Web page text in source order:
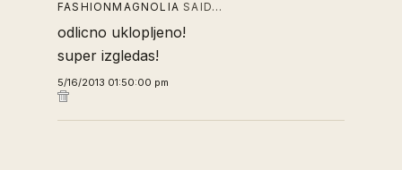
FASHIONMAGNOLIA SAID…
odlicno uklopljeno!
super izgledas!
5/16/2013 01:50:00 pm